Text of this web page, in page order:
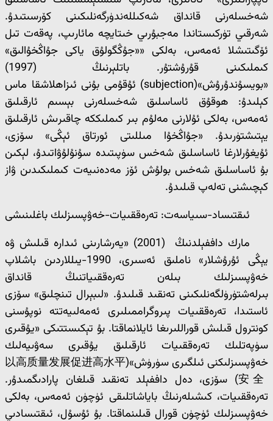
شەخسلەرنى قانداق شەكىللەندۈرگەنلىكىنى كۆرسىتىدۇ.
شەرقىي تۈركىستاندا مەجبۇرىي خىتايچە مائارىپ، پەقەت تىل
ئۆگىتىشلا ئەمەس، بەلكى ««جۇڭگولۇق ياكى جۇاڭخۇالىق»
كىملىكىنى قۇرۇشتۇر. باتلېرنىڭ (1997)
«بويسۇندۇرۇش»(subjection) ئۇقۇمى بۇنى ئىزاھلاشقا ماس
كېلىدۇ: ھوقۇق ئاساسلىق شەخسلەرنى بېسىم ئارقىلىق
ئەمەس، بەلكى ئۇلارنى مەلۇم بىر كىملىككە چاقىرىش ئارقىلىق
يېتىشتۈرىدۇ. «جۇاڭخۇا مىللىتى ئورتاق ئېڭى» سۆزى،
ئۇيغۇرلارغا ئاساسلىق شەخس سۈپىتىدە سۇنۇلۇۋاتىدۇ، لېكىن
بۇ ئاساسلىق شەخس بولۇش ئۆز مەدەنىيەت كىملىكىدىن ۋاز
كېچىشنى تەلەپ قىلىدۇ.
ئىقتىساد-سىياسەت: تەرەققىيات-خەۋپسىزلىك باغلىنىشى
مارك داففېلدنىڭ (2001) «يەرشارىنى ئىدارە قىلىش ۋە
يېڭى ئۇرۇشلار» ناملىق ئەسىرى، 1990-يىللاردىن باشلاپ
خەۋپسىزلىك بىلەن تەرەققىياتنىڭ قانداق
بىرلەشتۈرۈلگەنلىكىنى تەنقىد قىلىدۇ. «لىبېرال تىنچلىق» سۆزى
ئاستىدا، تەرەققىيات پىروگراممىلىرى ئەمەلىيەتتە نوپۇسنى
كونترول قىلىش قوراللىرىغا ئايلانماقتا. بۇ تېكىستتىكى «يۇقىرى
سۈپەتلىك تەرەققىيات ئارقىلىق يۇقىرى سەۋىيەلىك
خەۋپسىزلىكنى ئىلگىرى سۈرۈش»(以高质量发展促进高水平
安全) سۆزى، دەل داففېلد تەنقىد قىلغان پارادىگمىدۇر.
تەرەققىيات، كىشىلەرنىڭ باياشاتلىقى ئۈچۈن ئەمەس، بەلكى
خەۋپسىزلىك ئۈچۈن قورال قىلىنماقتا. بۇ ئۇسۇل، ئىقتىسادىي